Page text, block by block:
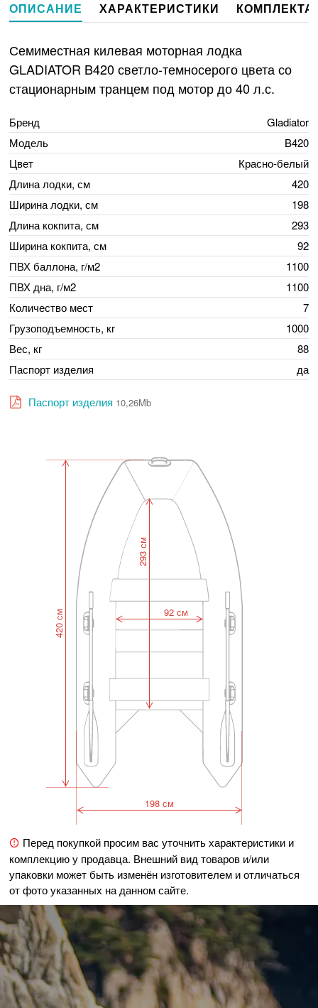
ОПИСАНИЕ ХАРАКТЕРИСТИКИ
Семиместная килевая моторная лодка
GLADIATOR B420 светло-темносерого цвета со
стационарным транцем под мотор до 40 л.с.
Бренд
Gladiator
Модель
B420
Цвет
Красно-белый
Длина лодки, см
420
Ширина лодки, см
198
Длина кокпита, см
293
Ширина кокпита, см
92
ПВХ баллона, г/м2
1100
ПВХ дна, г/м2
1100
Количество мест
7
Грузоподъемность, кг
1000
Вес, кг
88
Паспорт изделия
да
Паспорт изделия 10,26Mb
92 см
293 см
198 см
420 см
Перед покупкой просим вас уточнить характеристики и
комплекцию у продавца. Внешний вид товаров и/или
упаковки может быть изменён изготовителем и отличаться
от фото указанных на данном сайте.